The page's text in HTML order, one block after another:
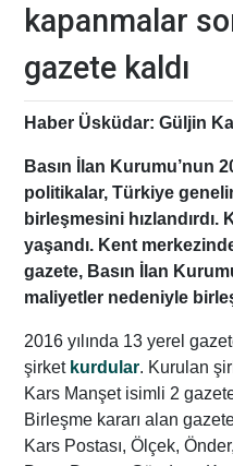
kapanmalar
gazete kaldı
Haber Üsküdar: Güljin
Basın İlan Kurumu’nun
politikalar, Türkiye
birleşmesini
yaşandı. Kent
gazete, Basın İlan
maliyetler nedeniyle
2016 yılında 13 yerel
şirket kurdular. Kurulan
Kars Manşet isimli 2
Birleşme kararı alan
Kars Postası, Ölçek,